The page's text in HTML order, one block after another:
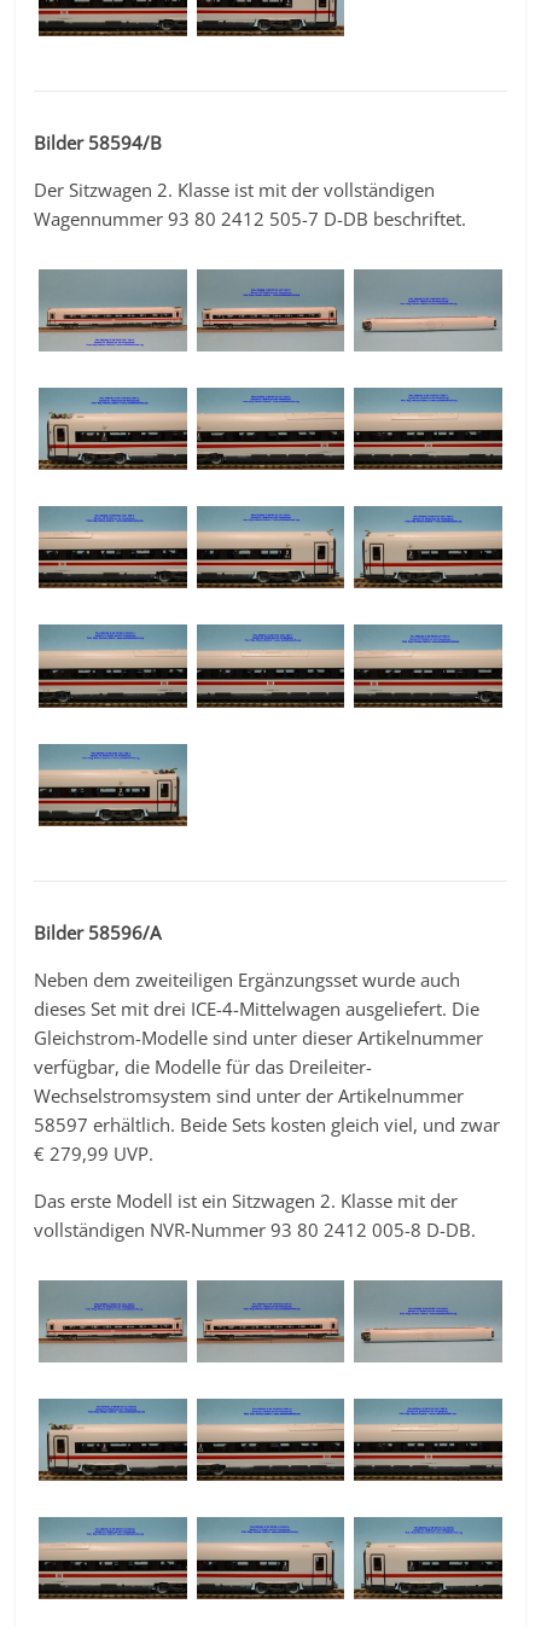
Bilder 58594/B
Der Sitzwagen 2. Klasse ist mit der vollständigen
Wagennummer 93 80 2412 505-7 D-DB beschriftet.
Bilder 58596/A
Neben dem zweiteiligen Ergänzungsset wurde auch
dieses Set mit drei ICE-4-Mittelwagen ausgeliefert. Die
Gleichstrom-Modelle sind unter dieser Artikelnummer
verfügbar, die Modelle für das Dreileiter-
Wechselstromsystem sind unter der Artikelnummer
58597 erhältlich. Beide Sets kosten gleich viel, und zwar
€ 279,99 UVP.
Das erste Modell ist ein Sitzwagen 2. Klasse mit der
vollständigen NVR-Nummer 93 80 2412 005-8 D-DB.